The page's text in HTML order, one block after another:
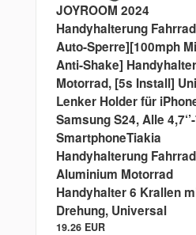
JOYROOM 2024
Handyhalterung
Auto-Sperre][100mph
Anti-Shake]
Motorrad, [5s Install]
Lenker Holder für
Samsung S24, Alle
SmartphoneTiakia
Handyhalterung Fahrrad
Aluminium Motorrad
Handyhalter 6 Krallen
Drehung, Universal
19.26 EUR